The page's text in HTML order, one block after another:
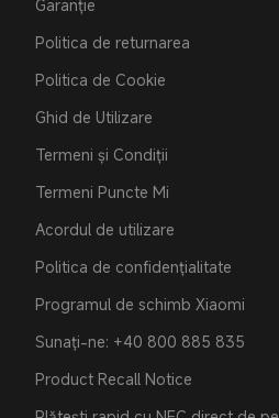
Garanție
Politica de returnarea
Politica de Cookie
Ghid de Utilizare
Termeni și Condiții
Termeni Puncte Mi
Acordul de utilizare
Politica de confidențialitate
Programul de schimb Xiaomi
Sunați-ne: +40 800 885 835
Product Recall Notice